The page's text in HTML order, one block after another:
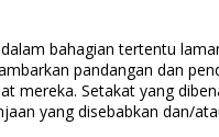
bahagian tertentu
pandangan dan
mereka. Setakat yang
yang disebabkan dan/